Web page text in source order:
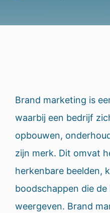
Brand marketing is
waarbij een bedrijf
opbouwen,
zijn merk. Dit omvat
herkenbare beelden,
boodschappen die
weergeven. Brand